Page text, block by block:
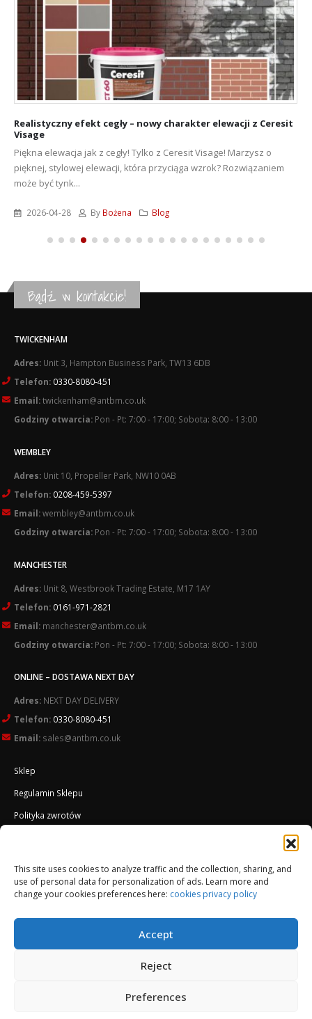
This site uses cookies to analyze traffic and the collection, sharing, and
use of personal data for personalization of ads. Learn more and
change your cookies preferences here: cookies privacy policy
Accept
Reject
Preferences
Realistyczny efekt cegły – nowy charakter elewacji z Ceresit
Visage
Piękna elewacja jak z cegły! Tylko z Ceresit Visage! Marzysz o
pięknej, stylowej elewacji, która przyciąga wzrok? Rozwiązaniem
może być tynk...
2026-04-28 By Bożena Blog
Bądź w kontakcie!
TWICKENHAM
Adres: Unit 3, Hampton Business Park, TW13 6DB
Telefon: 0330-8080-451
Email:twickenham@antbm.co.uk
Godziny otwarcia: Pon - Pt: 7:00 - 17:00; Sobota: 8:00 - 13:00
WEMBLEY
Adres: Unit 10, Propeller Park, NW10 0AB
Telefon: 0208-459-5397
Email:wembley@antbm.co.uk
Godziny otwarcia: Pon - Pt: 7:00 - 17:00; Sobota: 8:00 - 13:00
MANCHESTER
Adres: Unit 8, Westbrook Trading Estate, M17 1AY
Telefon: 0161-971-2821
Email: manchester@antbm.co.uk
Godziny otwarcia: Pon - Pt: 7:00 - 17:00; Sobota: 8:00 - 13:00
ONLINE – DOSTAWA NEXT DAY
Adres: NEXT DAY DELIVERY
Telefon: 0330-8080-451
Email: sales@antbm.co.uk
Sklep
Regulamin Sklepu
Polityka zwrotów
Docieplenie EWI ETICS